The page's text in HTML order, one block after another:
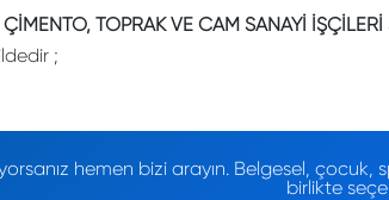
TOPRAK VE CAM SANAYİ
;
hemen bizi arayın. Belgesel,
birlikte